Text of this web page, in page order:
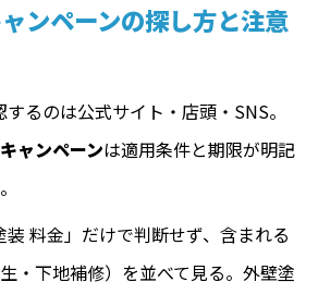
ンペーンの探し方と注意
るのは公式サイト・店頭・SNS。
ャンペーンは適用条件と期限が明記
装 料金」だけで判断せず、含まれる
・下地補修）を並べて見る。外壁塗